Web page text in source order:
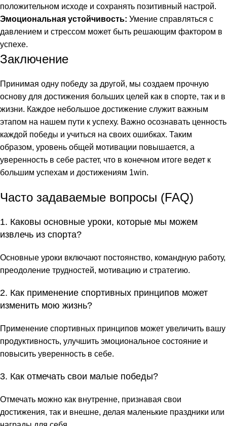
положительном исходе и сохранять позитивный настрой.
Эмоциональная устойчивость: Умение справляться с
давлением и стрессом может быть решающим фактором в
успехе.
Заключение
Принимая одну победу за другой, мы создаем прочную
основу для достижения больших целей как в спорте, так и в
жизни. Каждое небольшое достижение служит важным
этапом на нашем пути к успеху. Важно осознавать ценность
каждой победы и учиться на своих ошибках. Таким
образом, уровень общей мотивации повышается, а
уверенность в себе растет, что в конечном итоге ведет к
большим успехам и достижениям 1win.
Часто задаваемые вопросы (FAQ)
1. Каковы основные уроки, которые мы можем
извлечь из спорта?
Основные уроки включают постоянство, командную работу,
преодоление трудностей, мотивацию и стратегию.
2. Как применение спортивных принципов может
изменить мою жизнь?
Применение спортивных принципов может увеличить вашу
продуктивность, улучшить эмоциональное состояние и
повысить уверенность в себе.
3. Как отмечать свои малые победы?
Отмечать можно как внутренне, признавая свои
достижения, так и внешне, делая маленькие праздники или